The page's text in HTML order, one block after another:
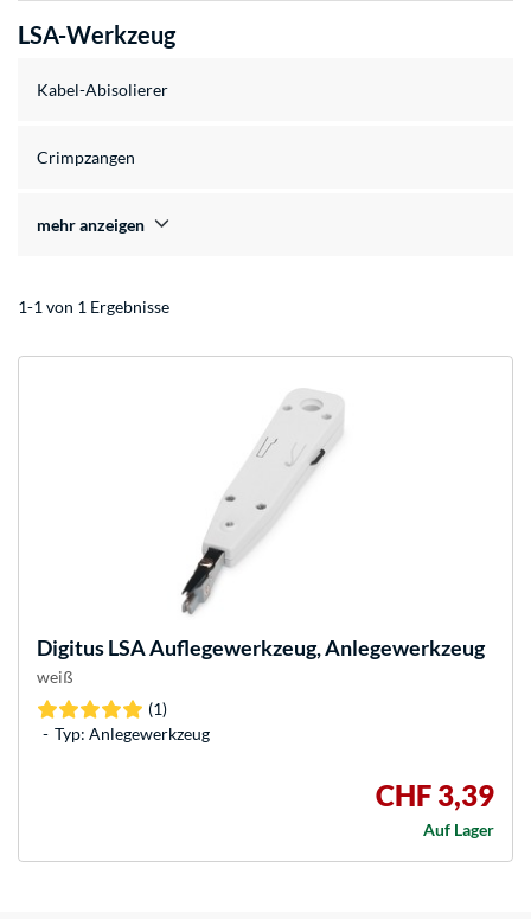
LSA-Werkzeug
Kabel-Abisolierer
Crimpzangen
mehr anzeigen
1-1 von 1 Ergebnisse
DigitusLSA Auflegewerkzeug, Anlegewerkzeug
weiß
(1)
Typ: Anlegewerkzeug
CHF 3,39
Auf Lager